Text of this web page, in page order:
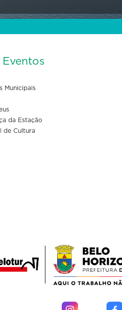
Municipais
da Estação
de Cultura